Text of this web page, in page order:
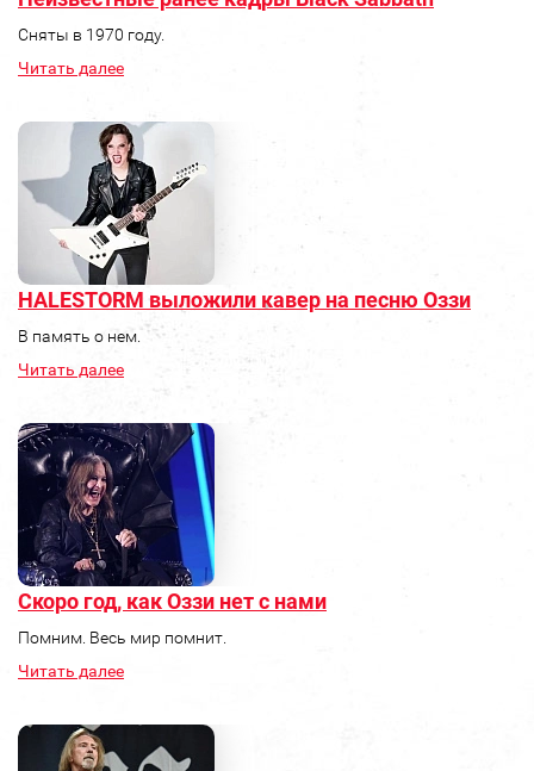
Сняты в 1970 году.
Читать далее
HALESTORM выложили кавер на песню Оззи
В память о нем.
Читать далее
Скоро год, как Оззи нет с нами
Помним. Весь мир помнит.
Читать далее